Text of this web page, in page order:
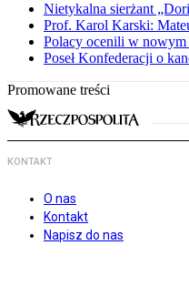
Nietykalna sierżant
Prof. Karol Karski:
Polacy ocenili w
Poseł Konfederacji o
Promowane treści
KONTAKT
O nas
Kontakt
Napisz do nas